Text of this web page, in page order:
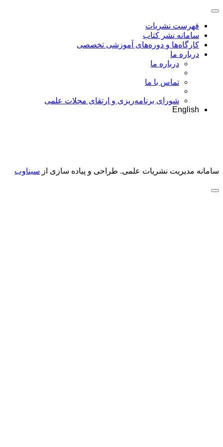
فهرست نشریات
سامانه نشر کتاب
کارگاه‌ها و دوره‌های آموزشی تخصصی
درباره ما
درباره ما
تماس با ما
شورای برنامه‌ریزی و ارتقای مجلات علمی
English
سامانه مدیریت نشریات علمی. طراحی و پیاده سازی از سیناوب